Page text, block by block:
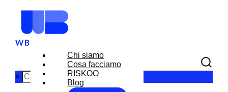
Chi siamo
Cosa facciamo
RISKOO
Blog
×